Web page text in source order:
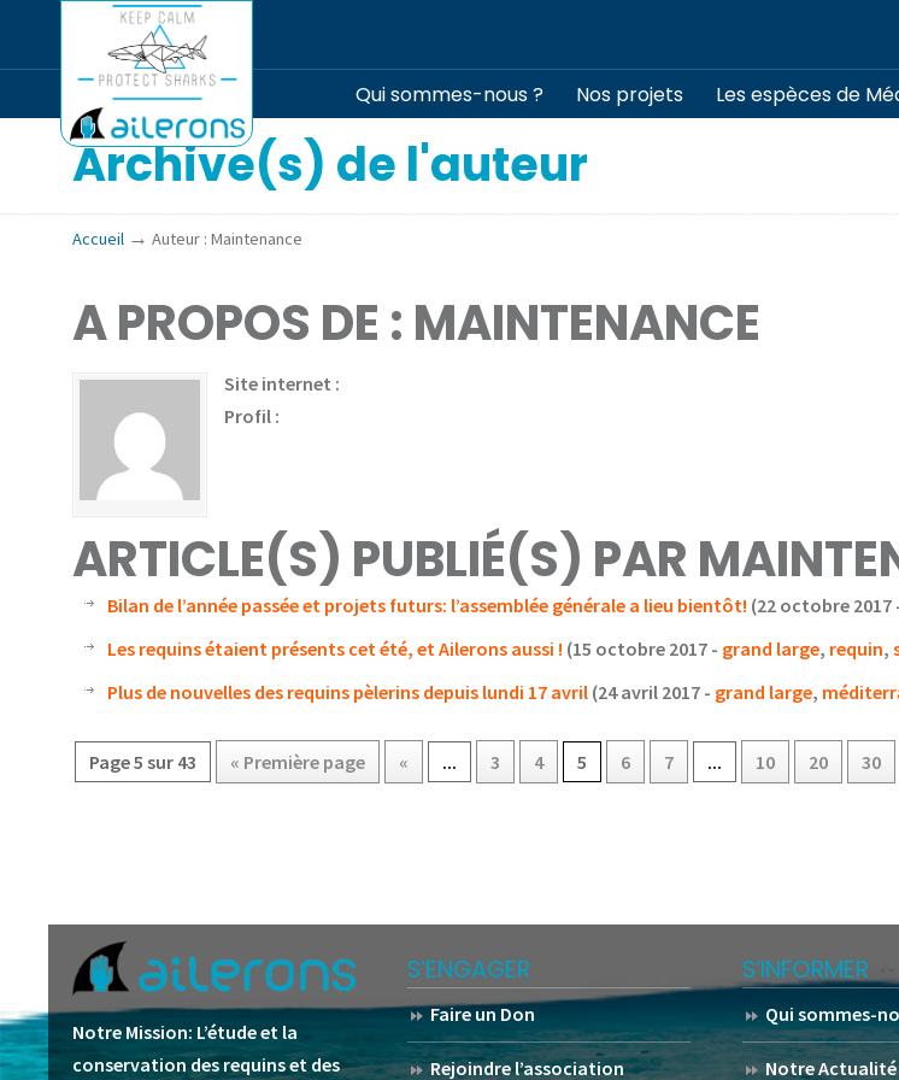
Qui sommes-nous ? Nos projets Les espèces de
Archive(s) de l'auteur
Accueil →Auteur : Maintenance
A PROPOS DE : MAINTENANCE
Site internet :
Profil :
ARTICLE(S) PUBLIÉ(S) PAR
Bilan de l’année passée et projets futurs: l’assemblée générale a lieu bientôt! (22 octobre 2017
Les requins étaient présents cet été, et Ailerons aussi ! (15 octobre 2017 - grand large, requin,
Plus de nouvelles des requins pèlerins depuis lundi 17 avril (24 avril 2017 - grand large,
Page 5 sur 43 « Première page « ... 3 4 5 6 7 ... 10 20 30
Notre Mission: L’étude et la
conservation des requins et des
S’ENGAGER
Faire un Don
Rejoindre l’association
S’INFORMER
Qui sommes-
Notre Actualité